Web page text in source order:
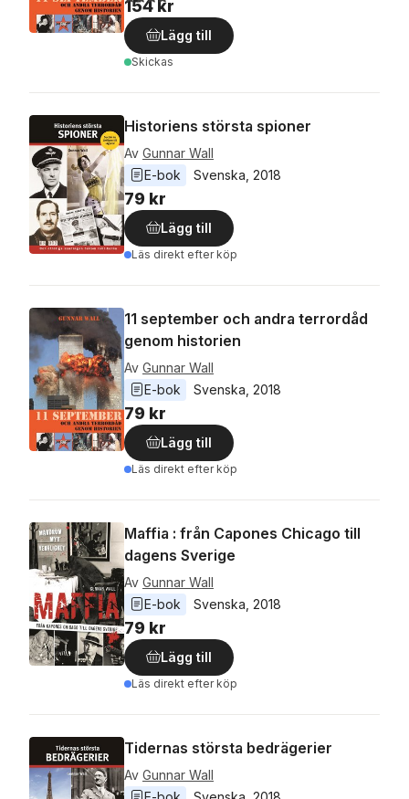
154 kr
Lägg till
Skickas
Historiens största spioner
Av Gunnar Wall
E-bok
Svenska 2018
79 kr
Lägg till
Läs direkt efter köp
11 september och andra terrordåd
genom historien
Av Gunnar Wall
E-bok
Svenska 2018
79 kr
Lägg till
Läs direkt efter köp
Maffia : från Capones Chicago till
dagens Sverige
Av Gunnar Wall
E-bok
Svenska 2018
79 kr
Lägg till
Läs direkt efter köp
Tidernas största bedrägerier
Av Gunnar Wall